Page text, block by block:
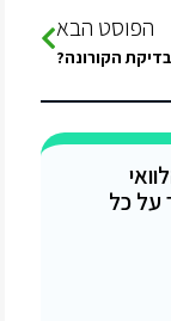
הפוסט הבא
הקורונה?
על כל